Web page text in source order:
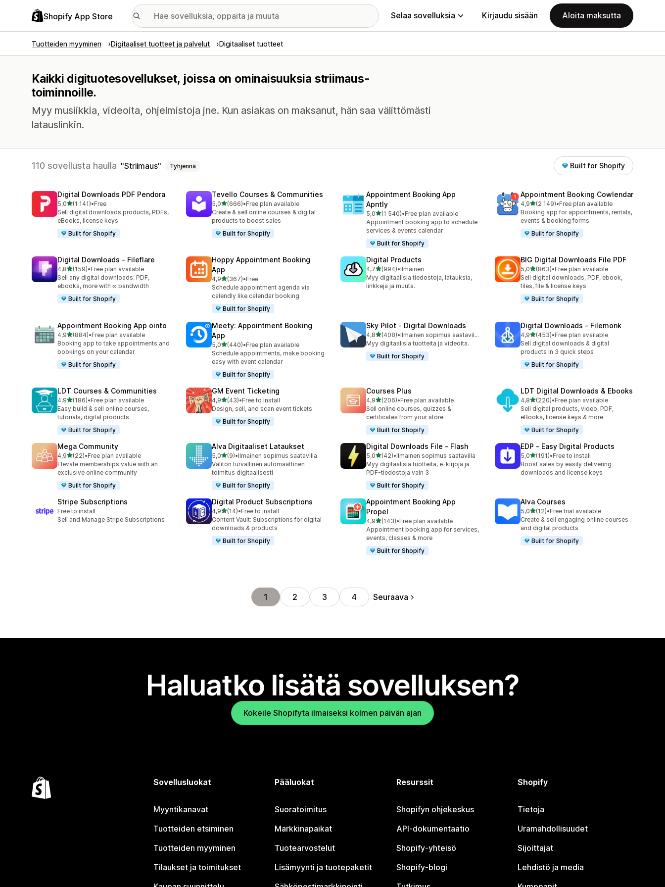
Shopify App Store Selaa sovelluksia Kirjaudu sisään Aloita maksutta
Tuotteiden myyminen Digitaaliset tuotteet ja palvelut Digitaaliset tuotteet
Kaikki digituotesovellukset, joissa on ominaisuuksia striimaus-
toiminnoille.
Myy musiikkia, videoita, ohjelmistoja jne. Kun asiakas on maksanut, hän saa välittömästi
latauslinkin.
110 sovellusta haulla Striimaus Tyhjennä Built for Shopify
Digital Downloads PDF Pendora
5,0/ 5 tähteä
(1 141)
1141 arvostelua yhteensä
•Free
Sell digital downloads products, PDFs,
eBooks, license keys
Built for Shopify
Tevello Courses & Communities
5,0/ 5 tähteä
(666)
666 arvostelua yhteensä
•Free plan available
Create & sell online courses & digital
products to boost sales
Built for Shopify
Appointment Booking App
Apntly
5,0/ 5 tähteä
(1 540)
1540 arvostelua yhteensä
•Free plan available
Appointment booking app to schedule
services & events calendar
Built for Shopify
Appointment Booking Cowlendar
4,9/ 5 tähteä
(2 149)
2149 arvostelua yhteensä
•Free plan available
Booking app for appointments, rentals,
events & booking forms.
Built for Shopify
Digital Downloads ‑ Fileflare
4,8/ 5 tähteä
(159)
159 arvostelua yhteensä
•Free plan available
Sell any digital downloads: PDF,
ebooks, more with ∞ bandwidth
Built for Shopify
Hoppy Appointment Booking
App
4,9/ 5 tähteä
(367)
367 arvostelua yhteensä
•Free
Schedule appointment agenda via
calendly like calendar booking
Built for Shopify
Digital Products
4,7/ 5 tähteä
(994)
994 arvostelua yhteensä
•Ilmainen
Myy digitaalisia tiedostoja, latauksia,
linkkejä ja muuta.
BIG Digital Downloads File PDF
5,0/ 5 tähteä
(863)
863 arvostelua yhteensä
•Free plan available
Sell digital downloads, PDF, ebook,
files, file & license keys
Built for Shopify
Appointment Booking App ointo
4,9/ 5 tähteä
(884)
884 arvostelua yhteensä
•Free plan available
Booking app to take appointments and
bookings on your calendar
Built for Shopify
Meety: Appointment Booking
App
5,0/ 5 tähteä
(440)
440 arvostelua yhteensä
•Free plan available
Schedule appointments, make booking
easy with event calendar
Built for Shopify
Sky Pilot ‑ Digital Downloads
4,8/ 5 tähteä
(408)
408 arvostelua yhteensä
•
Ilmainen sopimus saatavilla
Myy digitaalisia tuotteita ja videoita.
Built for Shopify
Digital Downloads ‑ Filemonk
4,9/ 5 tähteä
(453)
453 arvostelua yhteensä
•Free plan available
Sell digital downloads & digital
products in 3 quick steps
Built for Shopify
LDT Courses & Communities
4,9/ 5 tähteä
(186)
186 arvostelua yhteensä
•Free plan available
Easy build & sell online courses,
tutorials, digital products
Built for Shopify
GM Event Ticketing
4,9/ 5 tähteä
(43)
43 arvostelua yhteensä
•Free to install
Design, sell, and scan event tickets
Built for Shopify
Courses Plus
4,9/ 5 tähteä
(206)
206 arvostelua yhteensä
•Free plan available
Sell online courses, quizzes &
certificates from your store
Built for Shopify
LDT Digital Downloads & Ebooks
4,8/ 5 tähteä
(220)
220 arvostelua yhteensä
•Free plan available
Sell digital products, video, PDF,
eBooks, license keys & more
Built for Shopify
Mega Community
4,9/ 5 tähteä
(22)
22 arvostelua yhteensä
•Free plan available
Elevate memberships value with an
exclusive online community
Built for Shopify
Alva Digitaaliset Lataukset
5,0/ 5 tähteä
(9)
9 arvostelua yhteensä
•Ilmainen sopimus saatavilla
Välitön turvallinen automaattinen
toimitus digitaalisesti
Built for Shopify
Digital Downloads File ‑ Flash
5,0/ 5 tähteä
(42)
42 arvostelua yhteensä
•Ilmainen sopimus saatavilla
Myy digitaalisia tuotteita, e-kirjoja ja
PDF-tiedostoja vain 3
Built for Shopify
EDP ‑ Easy Digital Products
5,0/ 5 tähteä
(191)
191 arvostelua yhteensä
•Free to install
Boost sales by easily delivering
downloads and license keys
Stripe Subscriptions
Free to install
Sell and Manage Stripe Subscriptions
Digital Product Subscriptions
4,9/ 5 tähteä
(14)
14 arvostelua yhteensä
•Free to install
Content Vault: Subscriptions for digital
downloads & products
Built for Shopify
Appointment Booking App
Propel
4,9/ 5 tähteä
(143)
143 arvostelua yhteensä
•Free plan available
Appointment booking app for services,
events, classes & more
Built for Shopify
Alva Courses
5,0/ 5 tähteä
(12)
12 arvostelua yhteensä
•Free trial available
Create & sell engaging online courses
and digital products
Built for Shopify
1 2 3 4 Seuraava
Haluatko lisätä sovelluksen?
Kokeile Shopifyta ilmaiseksi kolmen päivän ajan
Sovellusluokat
Myyntikanavat
Tuotteiden etsiminen
Tuotteiden myyminen
Tilaukset ja toimitukset
Pääluokat
Suoratoimitus
Markkinapaikat
Tuotearvostelut
Lisämyynti ja tuotepaketit
Resurssit
Shopifyn ohjekeskus
API-dokumentaatio
Shopify-yhteisö
Shopify-blogi
Shopify
Tietoja
Uramahdollisuudet
Sijoittajat
Lehdistö ja media